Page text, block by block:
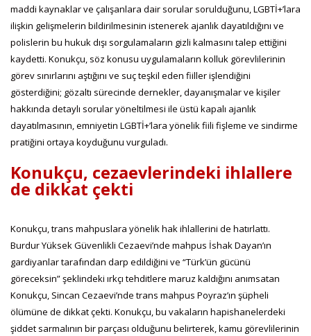
maddi kaynaklar ve çalışanlara dair sorular sorulduğunu, LGBTİ+’lara
ilişkin gelişmelerin bildirilmesinin istenerek ajanlık dayatıldığını ve
polislerin bu hukuk dışı sorgulamaların gizli kalmasını talep ettiğini
kaydetti. Konukçu, söz konusu uygulamaların kolluk görevlilerinin
görev sınırlarını aştığını ve suç teşkil eden fiiller işlendiğini
gösterdiğini; gözaltı sürecinde dernekler, dayanışmalar ve kişiler
hakkında detaylı sorular yöneltilmesi ile üstü kapalı ajanlık
dayatılmasının, emniyetin LGBTİ+’lara yönelik fiili fişleme ve sindirme
pratiğini ortaya koyduğunu vurguladı.
Konukçu, cezaevlerindeki ihlallere
de dikkat çekti
Konukçu, trans mahpuslara yönelik hak ihlallerini de hatırlattı.
Burdur Yüksek Güvenlikli Cezaevi’nde mahpus İshak Dayan’ın
gardiyanlar tarafından darp edildiğini ve “Türk’ün gücünü
göreceksin” şeklindeki ırkçı tehditlere maruz kaldığını anımsatan
Konukçu, Sincan Cezaevi’nde trans mahpus Poyraz’ın şüpheli
ölümüne de dikkat çekti. Konukçu, bu vakaların hapishanelerdeki
şiddet sarmalının bir parçası olduğunu belirterek, kamu görevlilerinin